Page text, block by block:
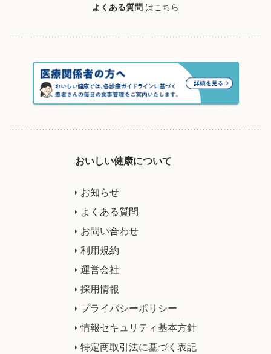
よくある質問 はこちら
おいしい健康について
お知らせ
よくある質問
お問い合わせ
利用規約
運営会社
採用情報
プライバシーポリシー
情報セキュリティ基本方針
特定商取引法に基づく表記